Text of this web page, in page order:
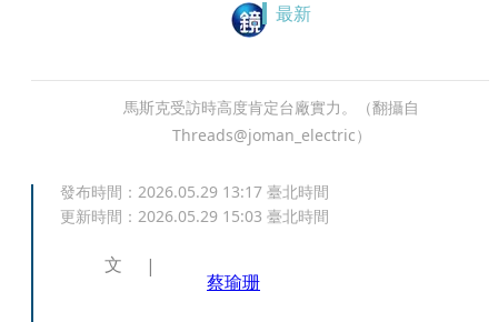
最新
馬斯克受訪時高度肯定台廠實力。（翻攝自
Threads@joman_electric）
發布時間： 2026.05.29 13:17 臺北時間
更新時間： 2026.05.29 15:03 臺北時間
文
蔡瑜珊